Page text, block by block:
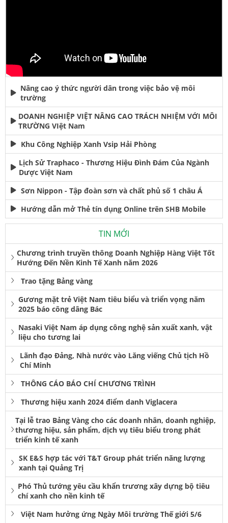
Nâng cao ý thức người dân trong việc bảo vệ môi
trường
DOANH NGHIỆP VIỆT NÂNG CAO TRÁCH NHIỆM VỚI MÔI
TRƯỜNG VIệt Nam
Khu Công Nghiệp Xanh Vsip Hải Phòng
Lịch Sử Traphaco - Thương Hiệu Đình Đám Của Ngành
Dược Việt Nam
Sơn Nippon - Tập đoàn sơn và chất phủ số 1 châu Á
Hướng dẫn mở Thẻ tín dụng Online trên SHB Mobile
TIN MỚI
Chương trình truyền thông Doanh Nghiệp Hàng Việt Tốt
Hướng Đến Nền Kinh Tế Xanh năm 2026
Trao tặng Bảng vàng
Gương mặt trẻ Việt Nam tiêu biểu và triển vọng năm
2025 báo công dâng Bác
Nasaki Việt Nam áp dụng công nghệ sản xuất xanh, vật
liệu cho tương lai
Lãnh đạo Đảng, Nhà nước vào Lăng viếng Chủ tịch Hồ
Chí Minh
THÔNG CÁO BÁO CHÍ CHƯƠNG TRÌNH
Thương hiệu xanh 2024 điểm danh Viglacera
Tại lễ trao Bảng Vàng cho các doanh nhân, doanh nghiệp,
thương hiệu, sản phẩm, dịch vụ tiêu biểu trong phát
triển kinh tế xanh
SK E&S hợp tác với T&T Group phát triển năng lượng
xanh tại Quảng Trị
Phó Thủ tướng yêu cầu khẩn trương xây dựng bộ tiêu
chí xanh cho nền kinh tế
Việt Nam hưởng ứng Ngày Môi trường Thế giới 5/6